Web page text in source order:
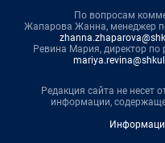
По вопросам
Жапарова Жанна, менеджер
Ревина Мария, директор
Редакция сайта не несет
информации,